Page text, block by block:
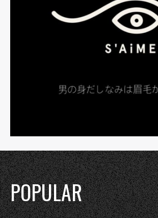
POPULAR